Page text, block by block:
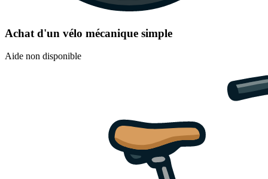
Achat d'un vélo mécanique simple
Aide non disponible